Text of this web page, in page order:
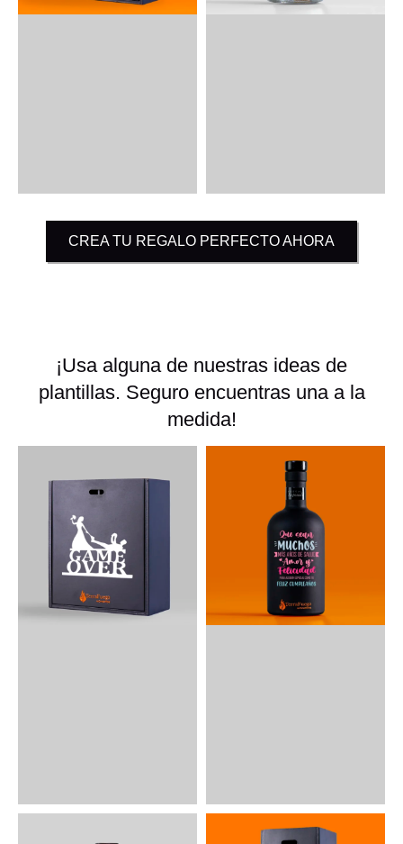
CREA TU REGALO PERFECTO AHORA
¡Usa alguna de nuestras ideas de
plantillas. Seguro encuentras una a la
medida!